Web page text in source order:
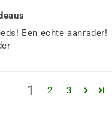
Een echte aanrader!
1 2 3